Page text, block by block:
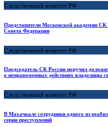
Следственный комитет РФ
Представители Московской академии
Совета Федерации
Следственный комитет РФ
Председатель СК России поручил
о неправомерных действиях владелицы
Следственный комитет РФ
В Махачкале сотрудники одного из
серии преступлений